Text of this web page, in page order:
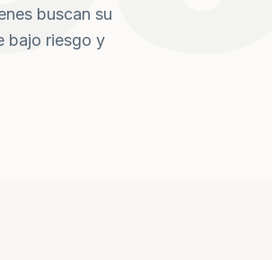
buscan su
bajo riesgo y